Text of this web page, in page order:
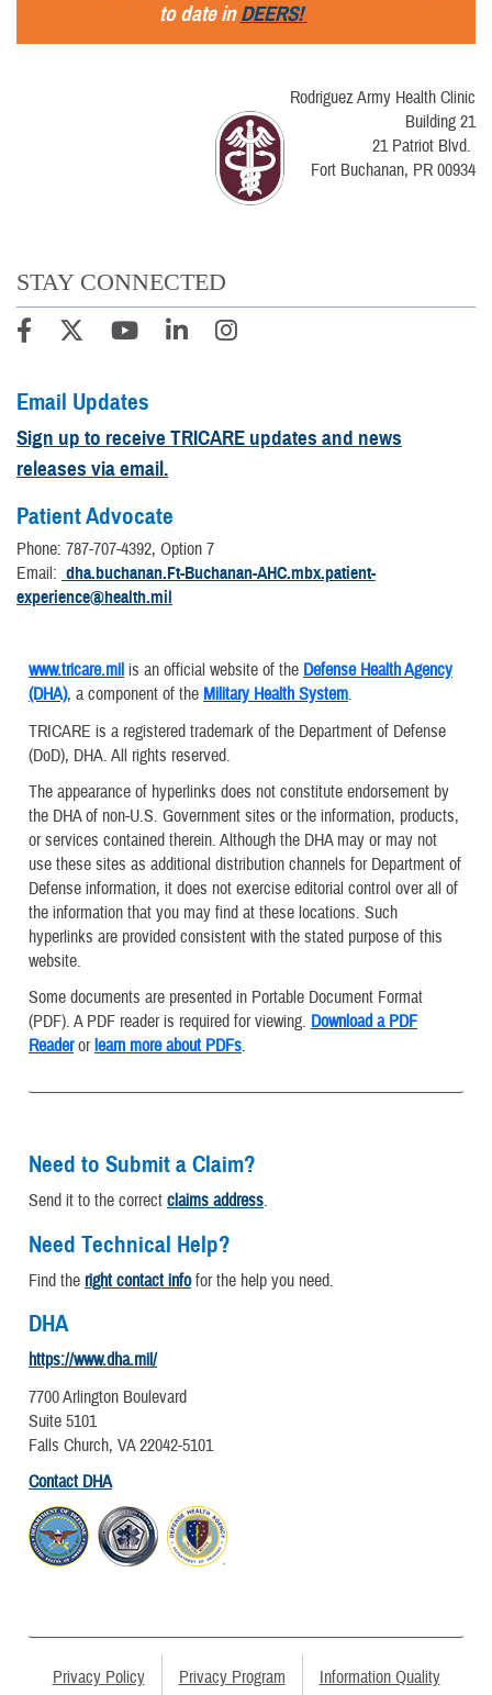
to date inDEERS!
Rodriguez Army Health Clinic
Building 21
21 Patriot Blvd.
Fort Buchanan, PR 00934
STAY CONNECTED
Email Updates
Sign up to receive TRICARE updates and news
releases via email.
Patient Advocate
Phone: 787-707-4392, Option 7
Email: dha.buchanan.Ft-Buchanan-AHC.mbx.patient-
experience@health.mil
www.tricare.mil is an official website of the Defense Health Agency
(DHA), a component of the Military Health System.
TRICARE is a registered trademark of the Department of Defense
(DoD), DHA. All rights reserved.
The appearance of hyperlinks does not constitute endorsement by
the DHA of non-U.S. Government sites or the information, products,
or services contained therein. Although the DHA may or may not
use these sites as additional distribution channels for Department of
Defense information, it does not exercise editorial control over all of
the information that you may find at these locations. Such
hyperlinks are provided consistent with the stated purpose of this
website.
Some documents are presented in Portable Document Format
(PDF). A PDF reader is required for viewing. Download a PDF
Readerorlearn more about PDFs.
Need to Submit a Claim?
Send it to the correct claims address.
Need Technical Help?
Find the right contact infofor the help you need.
DHA
https://www.dha.mil/
7700 Arlington Boulevard
Suite 5101
Falls Church, VA 22042-5101
Contact DHA
Privacy Policy Privacy Program Information Quality